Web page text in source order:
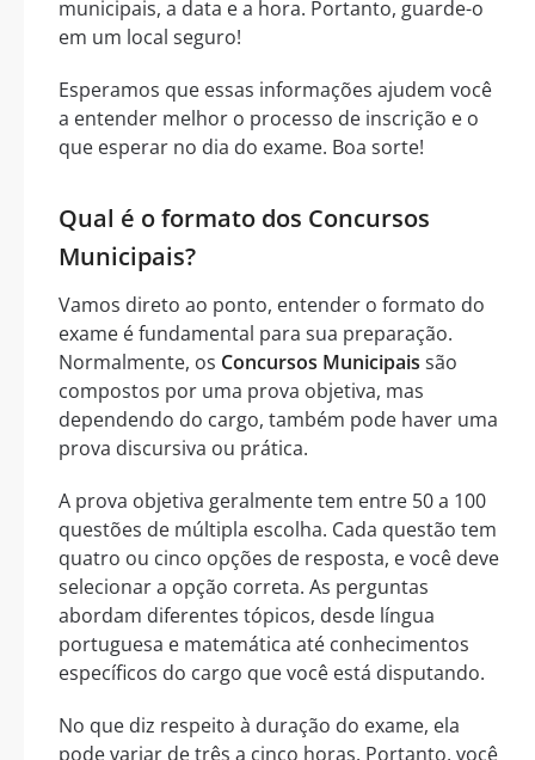
municipais, a data e a hora. Portanto, guarde-o
em um local seguro!
Esperamos que essas informações ajudem você
a entender melhor o processo de inscrição e o
que esperar no dia do exame. Boa sorte!
Qual é o formato dos Concursos
Municipais?
Vamos direto ao ponto, entender o formato do
exame é fundamental para sua preparação.
Normalmente, os Concursos Municipais são
compostos por uma prova objetiva, mas
dependendo do cargo, também pode haver uma
prova discursiva ou prática.
A prova objetiva geralmente tem entre 50 a 100
questões de múltipla escolha. Cada questão tem
quatro ou cinco opções de resposta, e você deve
selecionar a opção correta. As perguntas
abordam diferentes tópicos, desde língua
portuguesa e matemática até conhecimentos
específicos do cargo que você está disputando.
No que diz respeito à duração do exame, ela
pode variar de três a cinco horas. Portanto, você